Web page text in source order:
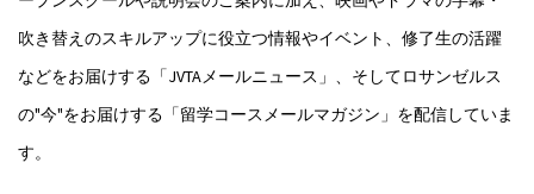
吹き替えのスキルアップに役立つ情報やイベント、修了生の活躍
などをお届けする「JVTAメールニュース」、そしてロサンゼルス
の"今"をお届けする「留学コースメールマガジン」を配信していま
す。